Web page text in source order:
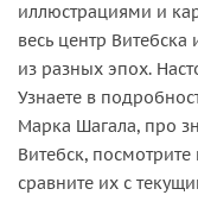
иллюстрациями и
весь центр
из разных эпох.
Узнаете в
Марка Шагала, про
Витебск,
сравните их с